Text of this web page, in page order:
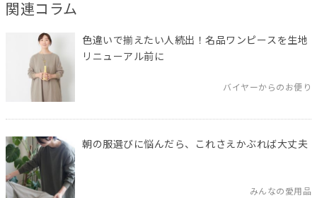
関連コラム
色違いで揃えたい人続出！名品ワンピースを生地
リニューアル前に
バイヤーからのお便り
朝の服選びに悩んだら、これさえかぶれば大丈夫
みんなの愛用品